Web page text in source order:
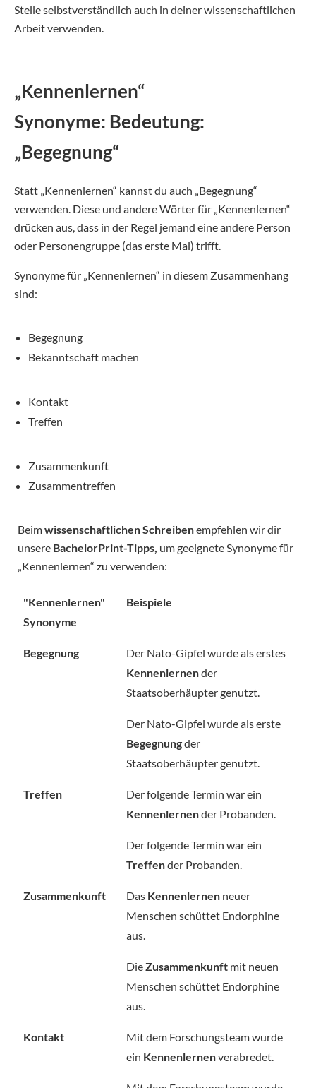
Stelle selbstverständlich auch in deiner wissenschaftlichen
Arbeit verwenden.
„Kennenlernen“
Synonyme: Bedeutung:
„Begegnung“
Statt „Kennenlernen“ kannst du auch „Begegnung“
verwenden. Diese und andere Wörter für „Kennenlernen“
drücken aus, dass in der Regel jemand eine andere Person
oder Personengruppe (das erste Mal) trifft.
Synonyme für „Kennenlernen“ in diesem Zusammenhang
sind:
Begegnung
Bekanntschaft machen
Kontakt
Treffen
Zusammenkunft
Zusammentreffen
Beimwissenschaftlichen Schreibenempfehlen wir dir
unsere BachelorPrint-Tipps, um geeignete Synonyme für
„Kennenlernen“ zu verwenden:
"Kennenlernen"
Synonyme
Beispiele
Begegnung
Der Nato-Gipfel wurde als erstes
Kennenlernender
Staatsoberhäupter genutzt.
Der Nato-Gipfel wurde als erste
Begegnungder
Staatsoberhäupter genutzt.
Treffen
Der folgende Termin war ein
Kennenlernender Probanden.
Der folgende Termin war ein
Treffender Probanden.
Zusammenkunft Das Kennenlernen neuer
Menschen schüttet Endorphine
aus.
DieZusammenkunft mit neuen
Menschen schüttet Endorphine
aus.
Kontakt
Mit dem Forschungsteam wurde
ein Kennenlernenverabredet.